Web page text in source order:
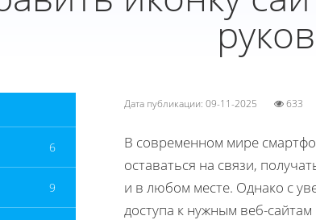
6
9
Дата публикации: 09-11-2025 633
В современном мире
оставаться на связи,
и в любом месте. Однако с
доступа к нужным веб-